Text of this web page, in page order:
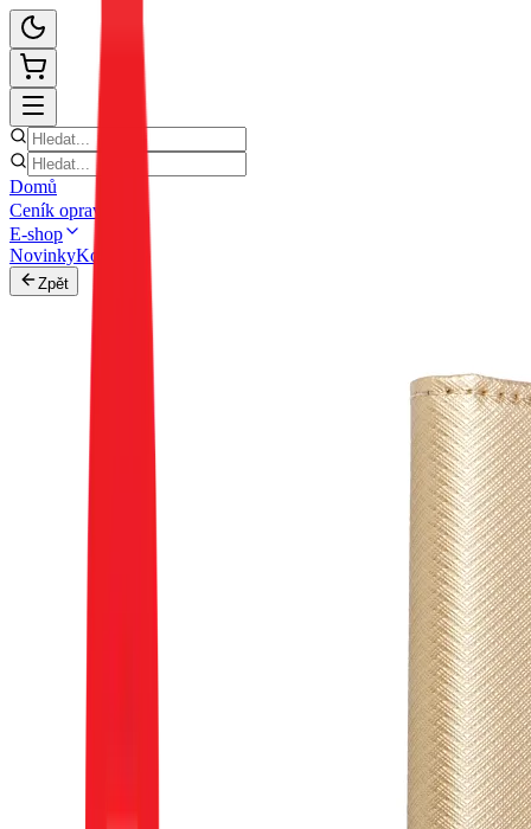
Domů
Ceník oprav
E-shop
NovinkyKontakt
Zpět